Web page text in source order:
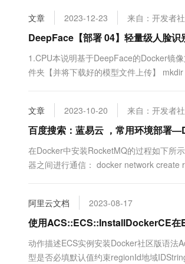
文章 2023-12-23 来自：开发者
DeepFace【部署 04】轻量级人脸
1.CPU本说明基于DeepFace的Docker镜
件夹【并将下载好的模型文件上传】
文章 2023-10-20 来自：开发者
百度搜索：蓝易云 ，常用环境部署
在Docker中安装RocketMQ的过程如下所
器之间进行通信： docker network create
阿里云文档 2023-08-17
使用ACS::ECS::InstallDockerCE在
动作描述ECS实例安装Docker社区版语
型是否必填默认值约束regionId地域